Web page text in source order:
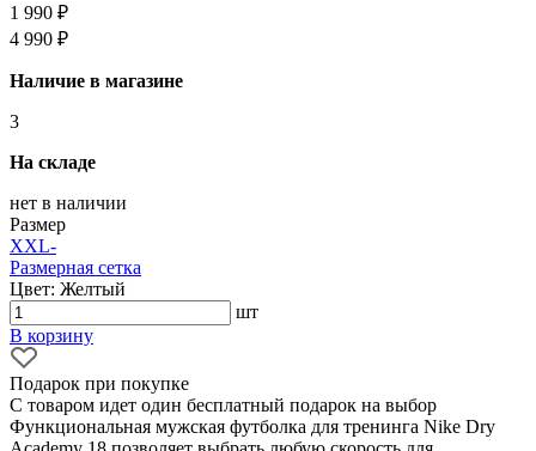
1 990 ₽
4 990 ₽
Наличие в магазине
3
На складе
нет в наличии
Размер
XXL-
Размерная сетка
Цвет: Желтый
шт
В корзину
Подарок при покупке
С товаром идет один бесплатный подарок на выбор
Функциональная мужская футболка для тренинга Nike Dry